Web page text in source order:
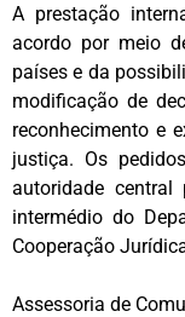
A prestação
acordo por meio
países e da
modificação de
reconhecimento e
justiça. Os
autoridade central
intermédio do
Cooperação
Assessoria de